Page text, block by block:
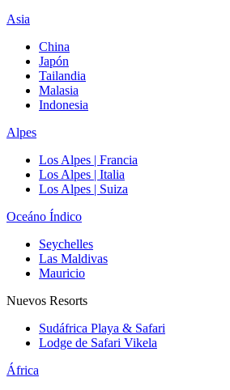
Asia
China
Japón
Tailandia
Malasia
Indonesia
Alpes
Los Alpes | Francia
Los Alpes | Italia
Los Alpes | Suiza
Oceáno Índico
Seychelles
Las Maldivas
Mauricio
Nuevos Resorts
Sudáfrica Playa & Safari
Lodge de Safari Vikela
África